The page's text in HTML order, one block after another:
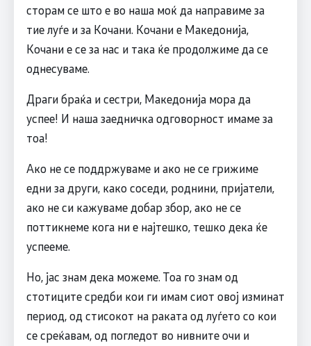
сторам се што е во наша моќ да направиме за
тие луѓе и за Кочани. Кочани е Македонија,
Кочани е се за нас и така ќе продолжиме да се
однесуваме.
Драги браќа и сестри, Македонија мора да
успее! И наша заедничка одговорност имаме за
тоа!
Ако не се поддржуваме и ако не се грижиме
едни за други, како соседи, роднини, пријатели,
ако не си кажуваме добар збор, ако не се
поттикнеме кога ни е најтешко, тешко дека ќе
успееме.
Но, јас знам дека можеме. Тоа го знам од
стотиците средби кои ги имам сиот овој изминат
период, од стисокот на раката од луѓето со кои
се среќавам, од погледот во нивните очи и